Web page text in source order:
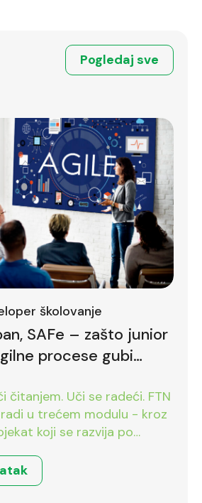
Pogledaj sve
školovanje
SAFe – zašto junior
procese gubi
čitanjem. Uči se radeći. FTN
u trećem modulu - kroz
koji se razvija po